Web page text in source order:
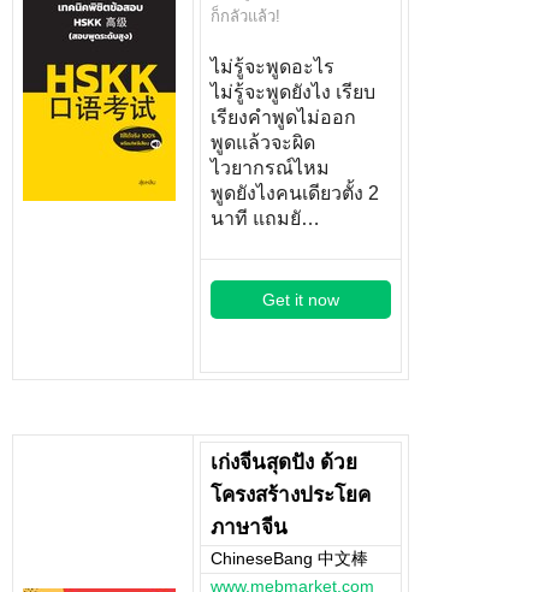
ก็กลัวแล้ว!
ไม่รู้จะพูดอะไร
ไม่รู้จะพูดยังไง เรียบ
เรียงคำพูดไม่ออก
พูดแล้วจะผิด
ไวยากรณ์ไหม
พูดยังไงคนเดียวตั้ง 2
นาที แถมยั…
Get it now
เก่งจีนสุดปัง ด้วย
โครงสร้างประโยค
ภาษาจีน
ChineseBang 中文棒
www.mebmarket.com